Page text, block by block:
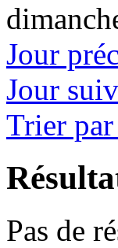
Jour
Jour
Trier
Pas de